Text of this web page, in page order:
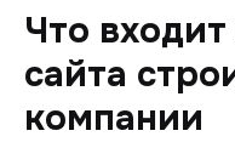
Что
сайта
компании